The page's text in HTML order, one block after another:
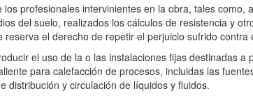
profesionales intervinientes en la obra, tales
del suelo, realizados los cálculos de resistencia y
el derecho de repetir el perjuicio sufrido contra
el uso de la o las instalaciones fijas destinadas
para calefacción de procesos, incluidas las
distribución y circulación de líquidos y fluidos.